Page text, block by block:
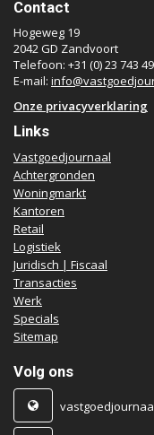
Contact
Hogeweg 19
2042 GD Zandvoort
Telefoon: +31 (0) 23 743
E-mail:
Onze privacyverklaring
Links
Vastgoedjournaal
Achtergronden
Woningmarkt
Kantoren
Retail
Logistiek
Juridisch | Fiscaal
Transacties
Werk
Specials
Sitemap
Volg ons